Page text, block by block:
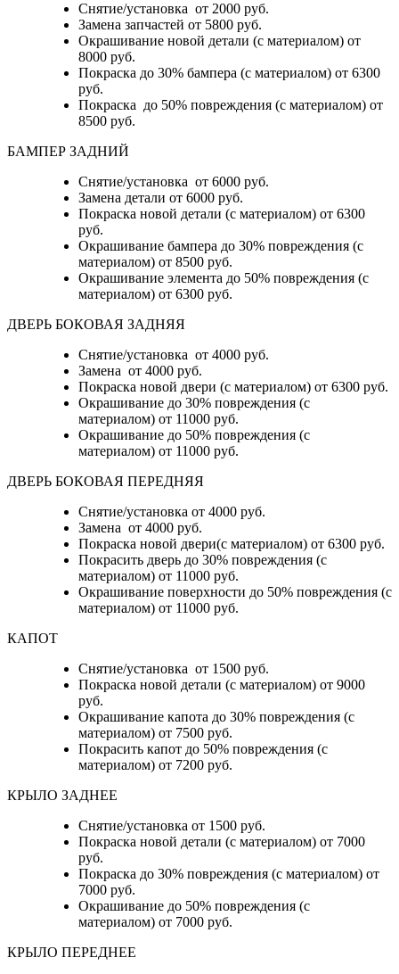
Снятие/установка от 2000 руб.
Замена запчастей от 5800 руб.
Окрашивание новой детали (с материалом) от
8000 руб.
Покраска до 30% бампера (с материалом) от 6300
руб.
Покраска до 50% повреждения (с материалом) от
8500 руб.
БАМПЕР ЗАДНИЙ
Снятие/установка от 6000 руб.
Замена детали от 6000 руб.
Покраска новой детали (с материалом) от 6300
руб.
Окрашивание бампера до 30% повреждения (с
материалом) от 8500 руб.
Окрашивание элемента до 50% повреждения (с
материалом) от 6300 руб.
ДВЕРЬ БОКОВАЯ ЗАДНЯЯ
Снятие/установка от 4000 руб.
Замена от 4000 руб.
Покраска новой двери (с материалом) от 6300 руб.
Окрашивание до 30% повреждения (с
материалом) от 11000 руб.
Окрашивание до 50% повреждения (с
материалом) от 11000 руб.
ДВЕРЬ БОКОВАЯ ПЕРЕДНЯЯ
Снятие/установка от 4000 руб.
Замена от 4000 руб.
Покраска новой двери(с материалом) от 6300 руб.
Покрасить дверь до 30% повреждения (с
материалом) от 11000 руб.
Окрашивание поверхности до 50% повреждения (с
материалом) от 11000 руб.
КАПОТ
Снятие/установка от 1500 руб.
Покраска новой детали (с материалом) от 9000
руб.
Окрашивание капота до 30% повреждения (с
материалом) от 7500 руб.
Покрасить капот до 50% повреждения (с
материалом) от 7200 руб.
КРЫЛО ЗАДНЕЕ
Снятие/установка от 1500 руб.
Покраска новой детали (с материалом) от 7000
руб.
Покраска до 30% повреждения (с материалом) от
7000 руб.
Окрашивание до 50% повреждения (с
материалом) от 7000 руб.
КРЫЛО ПЕРЕДНЕЕ